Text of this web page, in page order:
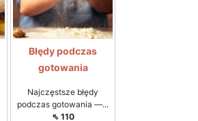
Błędy podczas
gotowania
Najczęstsze błędy
podczas gotowania —...
⇖ 110